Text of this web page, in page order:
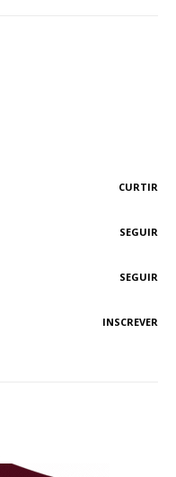
CURTIR
SEGUIR
SEGUIR
INSCREVER